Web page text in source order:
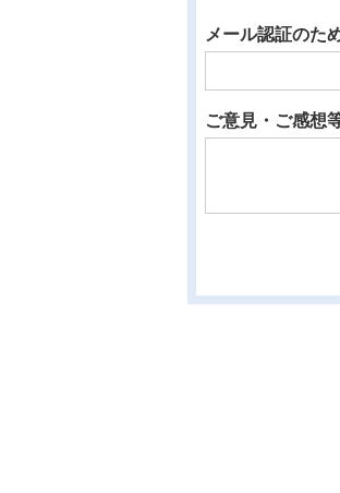
メール認証のた
ご意見・ご感想